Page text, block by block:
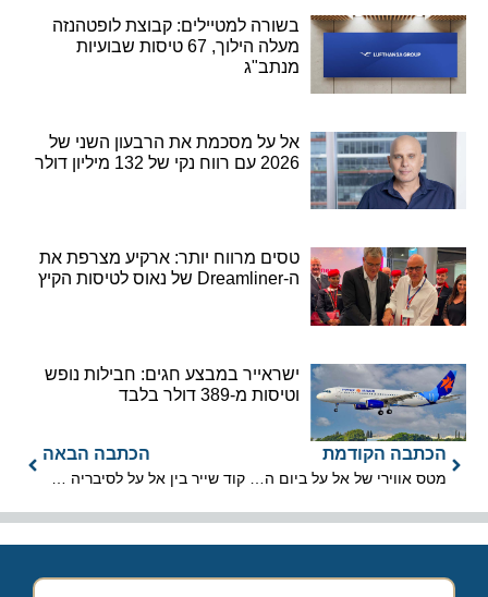
בשורה למטיילים: קבוצת לופטהנזה
מעלה הילוך, 67 טיסות שבועיות
מנתב"ג
אל על מסכמת את הרבעון השני של
2026 עם רווח נקי של 132 מיליון דולר
טסים מרווח יותר: ארקיע מצרפת את
ה-Dreamliner של נאוס לטיסות הקיץ
ישראייר במבצע חגים: חבילות נופש
וטיסות מ-389 דולר בלבד
הכתבה הקודמת הכתבה הבאה